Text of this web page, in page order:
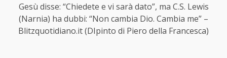
Gesù disse: “Chiedete e vi sarà dato”, ma C.S. Lewis
(Narnia) ha dubbi: “Non cambia Dio. Cambia me” –
Blitzquotidiano.it (DIpinto di Piero della Francesca)